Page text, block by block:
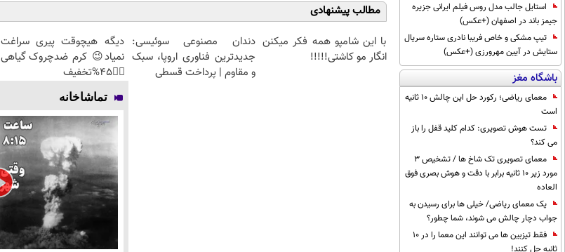
استایل جالب مدل روس فیلم ایرانی جزیره
جیمز باند در اصفهان (+عکس)
تیپ مشکی و خاص فریبا نادری ستاره سریال
ستایش در آیین مهرورزی (+عکس)
باشگاه مغز
معمای ریاضی؛ رکورد حل این چالش 10 ثانیه
است
تست هوش تصویری: کدام کلید قفل را باز
می کند؟
معمای تصویری تک شاخ ها / تشخیص 3
مورد زیر 10 ثانیه برابر با دقت و هوش بصری فوق
العاده
یک معمای ریاضی/ خیلی ها برای رسیدن به
جواب دچار چالش می شوند، شما چطور؟
فقط تیزبین ها می توانند این معما را در 10
ثانیه حل کنند!
مطالب پیشنهادی
با این شامپو همه فکر میکنن
انگار مو کاشتی!!!!!
دندان مصنوعی سوئیسی:
جدیدترین فناوری اروپا، سبک
و مقاوم | پرداخت قسطی
دیگه هیچوقت پیری سراغت
نمیاد😉 کرم ضدچروک گیاهی
👈🏻45%تخفیف
تماشاخانه